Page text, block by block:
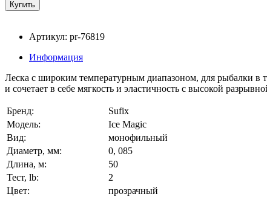
Артикул: pr-76819
Информация
Леска с широким температурным диапазоном, для рыбалки в
и сочетает в себе мягкость и эластичность с высокой
Бренд:
Sufix
Модель:
Ice Magic
Вид:
монофильный
Диаметр, мм:
0, 085
Длина, м:
50
Тест, lb:
2
Цвет:
прозрачный